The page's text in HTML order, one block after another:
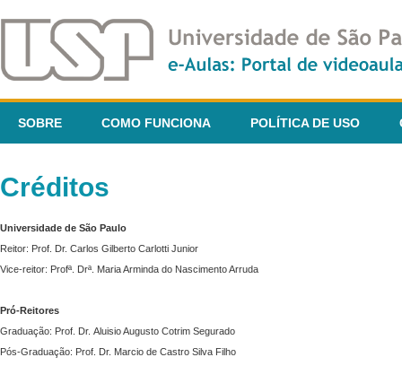
SOBRE COMO FUNCIONA POLÍTICA DE USO
Créditos
Universidade de São Paulo
Reitor: Prof. Dr. Carlos Gilberto Carlotti Junior
Vice-reitor: Profª. Drª. Maria Arminda do Nascimento Arruda
Pró-Reitores
Graduação: Prof. Dr. Aluisio Augusto Cotrim Segurado
Pós-Graduação: Prof. Dr. Marcio de Castro Silva Filho